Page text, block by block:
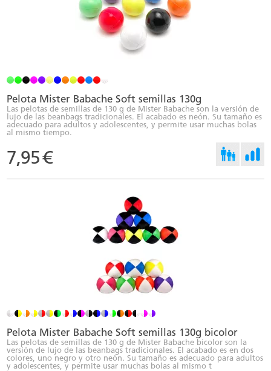
Pelota Mister Babache Soft semillas 130g
Las pelotas de semillas de 130 g de Mister Babache son la versión de
lujo de las beanbags tradicionales. El acabado es neón. Su tamaño es
adecuado para adultos y adolescentes, y permite usar muchas bolas
al mismo tiempo.
7,95€
Pelota Mister Babache Soft semillas 130g bicolor
Las pelotas de semillas de 130 g de Mister Babache bicolor son la
versión de lujo de las beanbags tradicionales. El acabado es en dos
colores, uno negro y otro neón. Su tamaño es adecuado para adultos
y adolescentes, y permite usar muchas bolas al mismo t